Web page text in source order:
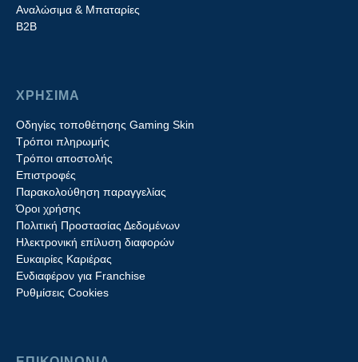
Aναλώσιμα & Μπαταρίες
Β2B
ΧΡΗΣΙΜΑ
Οδηγίες τοποθέτησης Gaming Skin
Τρόποι πληρωμής
Τρόποι αποστολής
Επιστροφές
Παρακολούθηση παραγγελίας
Όροι χρήσης
Πολιτική Προστασίας Δεδομένων
Ηλεκτρονική επίλυση διαφορών
Ευκαιρίες Καριέρας
Ενδιαφέρον για Franchise
Ρυθμίσεις Cookies